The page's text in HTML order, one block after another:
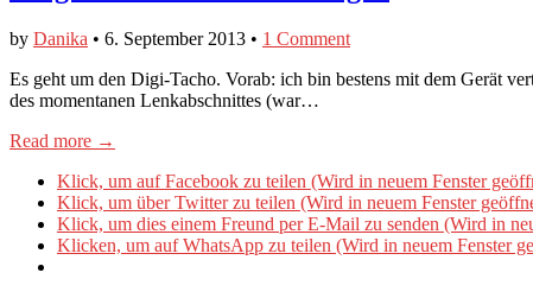
by Danika • 6. September 2013 • 1 Comment
Es geht um den Digi-Tacho. Vorab: ich bin bestens mit dem Gerät
des momentanen Lenkabschnittes (war…
Read more →
Klick, um auf Facebook zu teilen (Wird in neuem Fenster
Klick, um über Twitter zu teilen (Wird in neuem Fenster
Klick, um dies einem Freund per E-Mail zu senden (Wird in
Klicken, um auf WhatsApp zu teilen (Wird in neuem Fenster